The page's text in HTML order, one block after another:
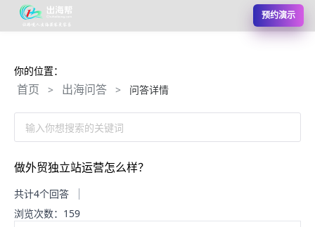
预约演示
你的位置：
首页 > 出海问答 > 问答详情
输入你想搜索的关键词
做外贸独立站运营怎么样？
共计4个回答
浏览次数：159